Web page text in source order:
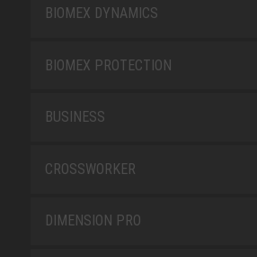
BIOMEX DYNAMICS
BIOMEX PROTECTION
BUSINESS
CROSSWORKER
DIMENSION PRO